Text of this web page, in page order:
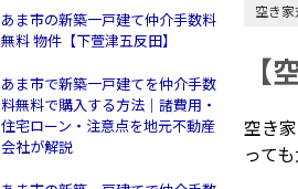
あま市の新築一戸建て仲介手数料
無料 物件【下萱津五反田】
あま市で新築一戸建てを仲介手数
料無料で購入する方法｜諸費用・
住宅ローン・注意点を地元不動産
会社が解説
空き
空き
って